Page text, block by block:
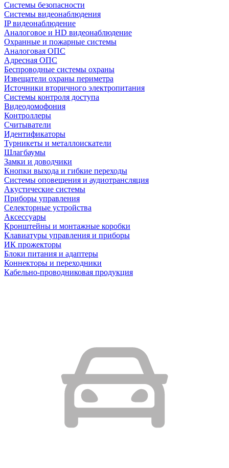
Системы безопасности
Системы видеонаблюдения
IP видеонаблюдение
Аналоговое и HD видеонаблюдение
Охранные и пожарные системы
Аналоговая ОПС
Адресная ОПС
Беспроводные системы охраны
Извещатели охраны периметра
Источники вторичного электропитания
Системы контроля доступа
Видеодомофония
Контроллеры
Считыватели
Идентификаторы
Турникеты и металлоискатели
Шлагбаумы
Замки и доводчики
Кнопки выхода и гибкие переходы
Системы оповещения и аудиотрансляция
Акустические системы
Приборы управления
Селекторные устройства
Аксессуары
Кронштейны и монтажные коробки
Клавиатуры управления и приборы
ИК прожекторы
Блоки питания и адаптеры
Коннекторы и переходники
Кабельно-проводниковая продукция